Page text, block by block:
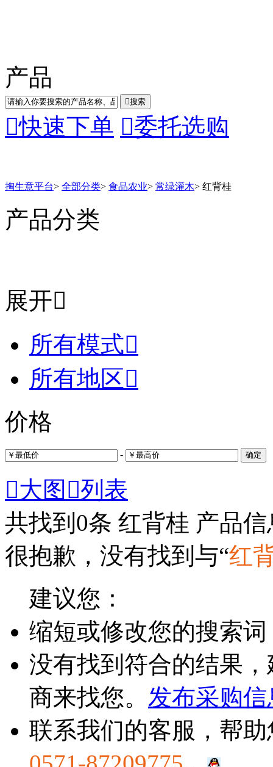
产品
搜索
快速下单 委托选购
掏生意平台> 全部分类> 食品农业> 常绿灌木> 红背桂
产品分类
展开
所有模式
所有地区
价格
- 确定
大图 列表
共找到 0条 红背桂 产品信
很抱歉，没有找到与“红
建议您：
缩短或修改您的搜索
没有找到符合的结果
商来找您。 发布采购信
联系我们的客服，帮